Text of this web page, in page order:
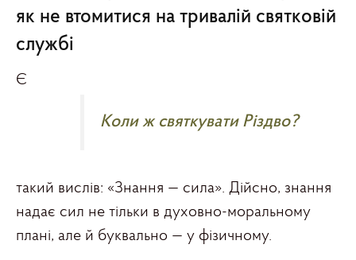
як не втомитися на тривалій святковій
службі
Коли ж святкувати Різдво?
Є
такий вислів: «Знання — сила». Дійсно, знання
надає сил не тільки в духовно-моральному
плані, але й буквально — у фізичному.